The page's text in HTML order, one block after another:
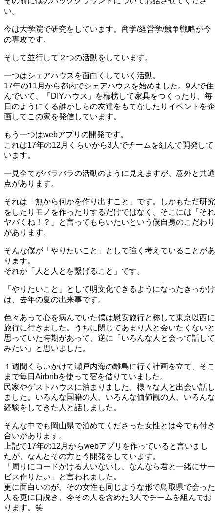
い。
今は大学院で研究をしています。商学/経営学/競争戦略が今
の専攻です。
そして並行して２つの活動をしています。
一つはシェアハウスを面白くしていく活動。
17年の11月から都内でシェアハウスを始めました。9人で住
んでいて、「DIYハウス」を標榜して家具をつくったり、毎
日のようにくる誰かしらの友達をもてなしたりイベントを企
画してこの家を発信しています。
もう一つはwebアプリの開発です。
これは17年の12月くらいから3人でチームを組んで開発して
います。
一見全てがバラバラの活動のように見えますが、意外と共通
点があります。
それは「無から何かを作り出すこと」です。しかもただ研究
をしたりモノを作ったりするだけではなく、そこには「それ
ヤバくね！？」と言ってもらいたいという僕自身のこだわり
があります。
そんな僕が「やりたいこと」として強く考えていることがあ
ります。
それが「人と人とを繋げること」です。
「やりたいこと」として明文化できるようになったきっかけ
は、去年の夏の出来事です。
色々あって心を病んでいた僕は慰安旅行と称して東京以西に
旅行に行きました。うちに閉じてあまり人と会いたくないと
思っていた時期があって、逆に「いろんな人と会って話して
みたい」と思いました。
１週間くらいかけて瀬戸内海の離島に行く計画を立て、そこ
まで毎日Airbnbを使って宿を借りていました。
民家やゲストハウスに泊まりました。様々な人と出会い話し
ました。いろんな国籍の人、いろんな価値観の人、いろんな
経験をしてきた人と話しました。
そんな中でも岡山県で泊めてくださった女性とは今でも付き
合いがあります。
上記で17年の12月からwebアプリを作っていると言いまし
たが、なんとその方と今開発をしています。
「周りにコードかける人いないし、なんなら君と一緒にサー
ビス作りたい」と言われました。
更に面白いのが、その女性も同じような形で鳥取県で会った
人を更に口説き、今その人を含めた3人でチームを組んでお
ります。笑